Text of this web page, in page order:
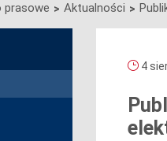
prasowe > Aktualności >
4